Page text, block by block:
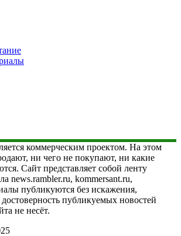
коммерческим проектом. На этом
ни чего не покупают, ни какие
Сайт представляет собой ленту
news.rambler.ru, kommersant.ru,
публикуются без искажения,
достоверность публикуемых новостей
не несёт.